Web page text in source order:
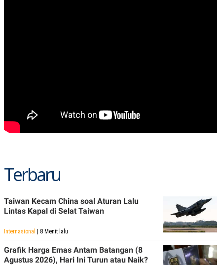
Terbaru
Taiwan Kecam China soal Aturan Lalu
Lintas Kapal di Selat Taiwan
Internasional | 8 Menit lalu
Grafik Harga Emas Antam Batangan (8
Agustus 2026), Hari Ini Turun atau Naik?